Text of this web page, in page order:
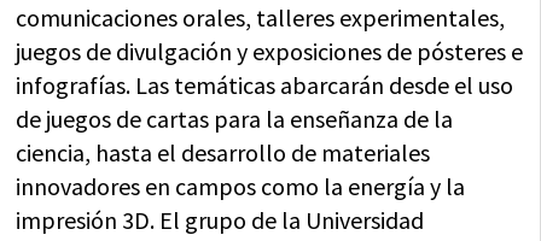
comunicaciones orales, talleres experimentales,
juegos de divulgación y exposiciones de pósteres e
infografías. Las temáticas abarcarán desde el uso
de juegos de cartas para la enseñanza de la
ciencia, hasta el desarrollo de materiales
innovadores en campos como la energía y la
impresión 3D. El grupo de la Universidad